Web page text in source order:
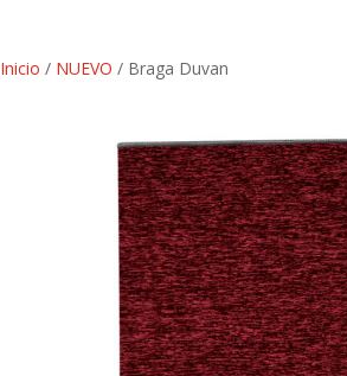
Inicio / NUEVO / Braga Duvan